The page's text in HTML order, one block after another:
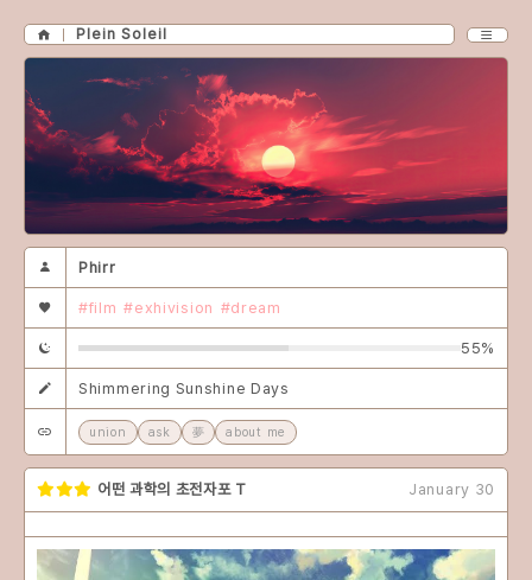
Plein Soleil
Phirr
#film #exhivision #dream
55%
Shimmering Sunshine Days
union ask 夢 about me
어떤 과학의 초전자포 T January 30